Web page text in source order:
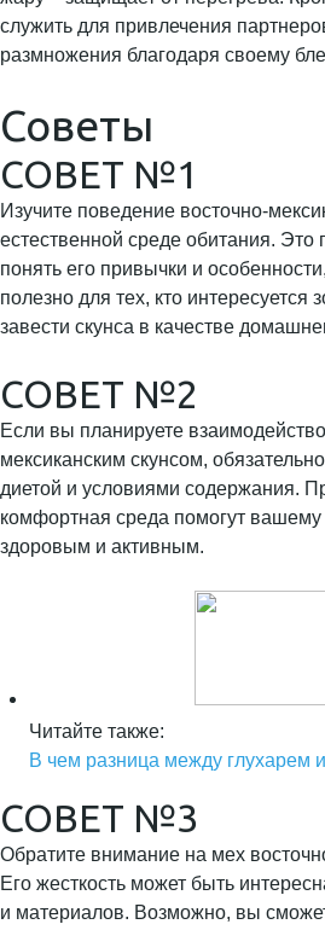
служить для привлечения
размножения благодаря своему
Советы
СОВЕТ №1
Изучите поведение восточно-
естественной среде обитания.
понять его привычки и
полезно для тех, кто интересуется
завести скунса в качестве
СОВЕТ №2
Если вы планируете
мексиканским скунсом,
диетой и условиями содержания.
комфортная среда помогут
здоровым и активным.
Читайте также:
В чем разница между глухарем
СОВЕТ №3
Обратите внимание на мех
Его жесткость может быть
и материалов. Возможно, вы